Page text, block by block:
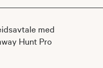
med
Hunt Pro